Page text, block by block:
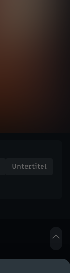
Untertitel